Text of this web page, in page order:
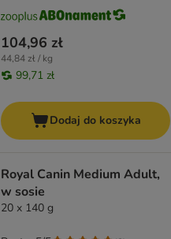
104,96 zł
44,84 zł / kg
99,71 zł
Dodaj do koszyka
Royal Canin Medium Adult,
w sosie
20 x 140 g